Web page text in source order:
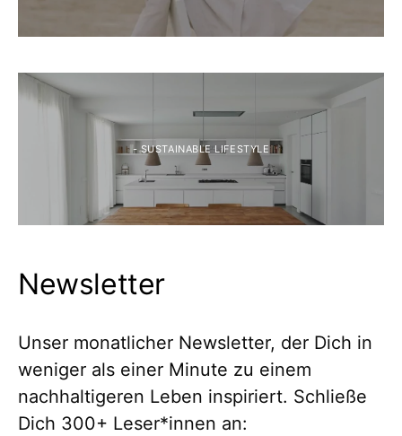
- SUSTAINABLE LIFESTYLE
Newsletter
Unser monatlicher Newsletter, der Dich in
weniger als einer Minute zu einem
nachhaltigeren Leben inspiriert. Schließe
Dich 300+ Leser*innen an: